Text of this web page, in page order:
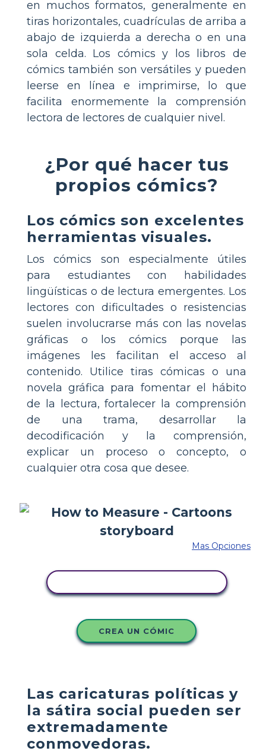
en muchos formatos, generalmente en
tiras horizontales, cuadrículas de arriba a
abajo de izquierda a derecha o en una
sola celda. Los cómics y los libros de
cómics también son versátiles y pueden
leerse en línea e imprimirse, lo que
facilita enormemente la comprensión
lectora de lectores de cualquier nivel.
¿Por qué hacer tus
propios cómics?
Los cómics son excelentes
herramientas visuales.
Los cómics son especialmente útiles
para estudiantes con habilidades
lingüísticas o de lectura emergentes. Los
lectores con dificultades o resistencias
suelen involucrarse más con las novelas
gráficas o los cómics porque las
imágenes les facilitan el acceso al
contenido. Utilice tiras cómicas o una
novela gráfica para fomentar el hábito
de la lectura, fortalecer la comprensión
de una trama, desarrollar la
decodificación y la comprensión,
explicar un proceso o concepto, o
cualquier otra cosa que desee.
Mas Opciones
CREA UN CÓMIC
Las caricaturas políticas y
la sátira social pueden ser
extremadamente
conmovedoras.